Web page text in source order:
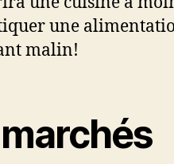
une
malin!